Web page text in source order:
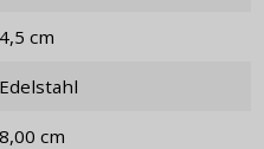
4,5 cm
Edelstahl
8,00 cm